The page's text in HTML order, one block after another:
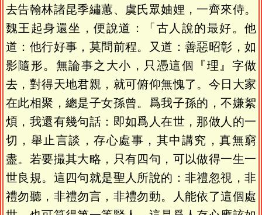
去告翰林諸昆季繡蕙、虞氏眾妯娌，一齊來侍。
魏王起身還坐，便說道：「古人說的最好。他
道：他行好事，莫問前程。又道：善惡昭彰，如
影隨形。無論事之大小，只憑這個『理』字做
去，對得天地君親，就可俯仰無愧了。今日大家
在此相聚，總是子女孫曾。爲我子孫的，不嫌絮
煩，我還有幾句話：即如爲人在世，那做人的一
切，舉止言談，存心處事，其中講究，真無窮
盡。若要撮其大略，只有四句，可以做得一生一
世良規。這四句就是聖人所說的：非禮忽視，非
禮勿聽，非禮勿言，非禮勿動。人能依了這個處